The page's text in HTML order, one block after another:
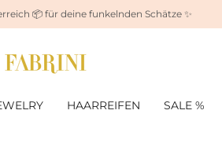
HAARREIFEN SALE %
📦 für deine funkelnden Schätze ✨